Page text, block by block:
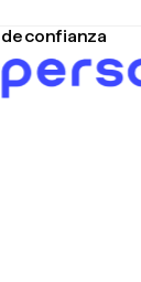
confianza